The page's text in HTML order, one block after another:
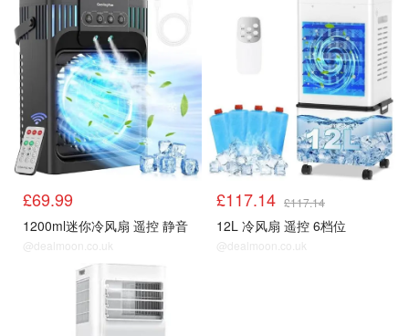
空调
£69.99
1200ml迷你冷风扇 遥控 静音
@dealmoon.co.uk
£117.14 £117.14
12L 冷风扇 遥控 6档位
@dealmoon.co.uk